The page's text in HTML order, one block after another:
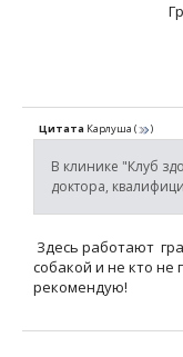
Цитата Карлуша ( )
В клинике "Клуб
доктора,
Здесь работают
собакой и не кто не
рекомендую!